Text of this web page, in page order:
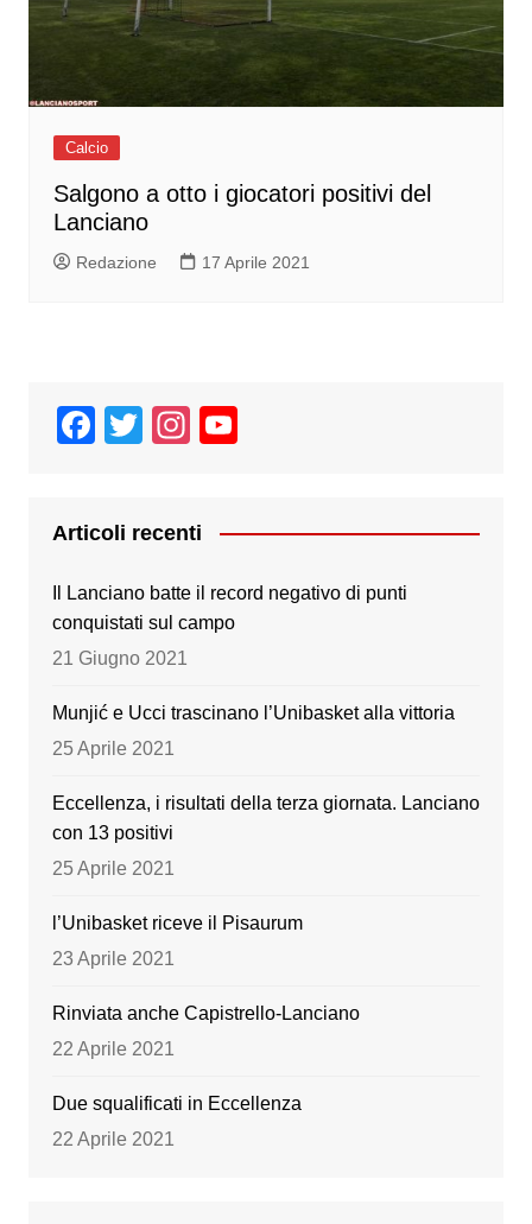
Calcio
Salgono a otto i giocatori positivi del
Lanciano
Redazione 17 Aprile 2021
F
e
b
o
o
T
er
In
gr
a
m
Y
T
b
Articoli recenti
Il Lanciano batte il record negativo di punti
conquistati sul campo
21 Giugno 2021
Munjić e Ucci trascinano l’Unibasket alla vittoria
25 Aprile 2021
Eccellenza, i risultati della terza giornata. Lanciano
con 13 positivi
25 Aprile 2021
l’Unibasket riceve il Pisaurum
23 Aprile 2021
Rinviata anche Capistrello-Lanciano
22 Aprile 2021
Due squalificati in Eccellenza
22 Aprile 2021